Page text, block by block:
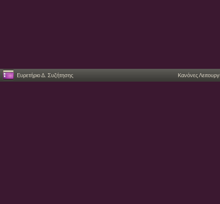
Ευρετήριο Δ. Συζήτησης Κανόνες